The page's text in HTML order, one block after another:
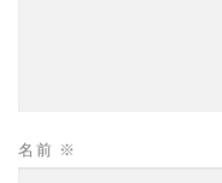
名前 ※